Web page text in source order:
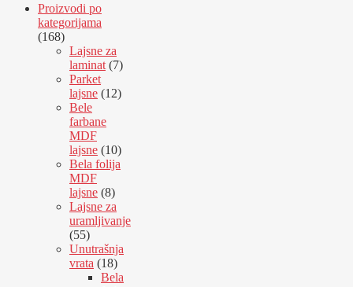
Proizvodi po
kategorijama
168168
proizvoda
Lajsne za
laminat 77
Parket
lajsne 1212
Bele
farbane
MDF
lajsne 1010
proizvoda
Bela folija
MDF
lajsne 88
proizvoda
Lajsne za
uramljivanje
5555
proizvoda
Unutrašnja
vrata
1818
proizvoda
Bela